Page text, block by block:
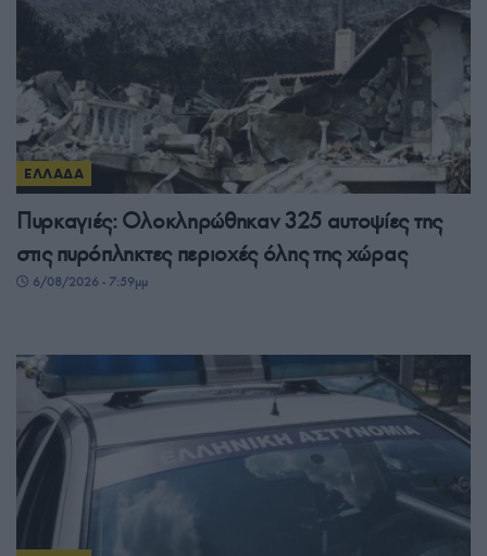
ΕΛΛΑΔΑ
Πυρκαγιές: Ολοκληρώθηκαν 325 αυτοψίες της
στις πυρόπληκτες περιοχές όλης της χώρας
6/08/2026 - 7:59μμ